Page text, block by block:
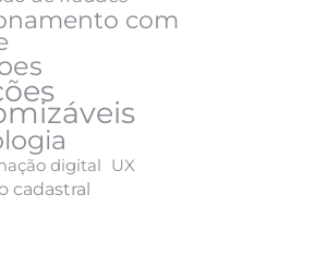
com
digital UX
cadastral